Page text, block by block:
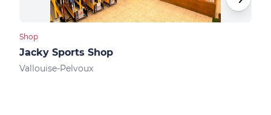
Shop
Jacky Sports Shop
Vallouise-Pelvoux